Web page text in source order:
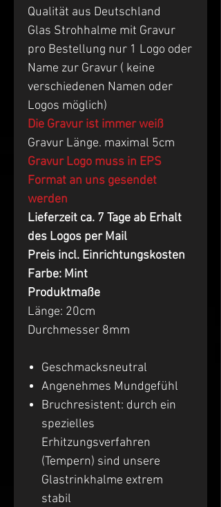
Qualität aus Deutschland
Glas Strohhalme mit Gravur
pro Bestellung nur 1 Logo oder
Name zur Gravur ( keine
verschiedenen Namen oder
Logos möglich)
Die Gravur ist immer weiß
Gravur Länge. maximal 5cm
Gravur Logo muss in EPS
Format an uns gesendet
werden
Lieferzeit ca. 7 Tage ab Erhalt
des Logos per Mail
Preis incl. Einrichtungskosten
Farbe: Mint
Produktmaße
Länge: 20cm
Durchmesser 8mm
Geschmacksneutral
Angenehmes Mundgefühl
Bruchresistent: durch ein
spezielles
Erhitzungsverfahren
(Tempern) sind unsere
Glastrinkhalme extrem
stabil